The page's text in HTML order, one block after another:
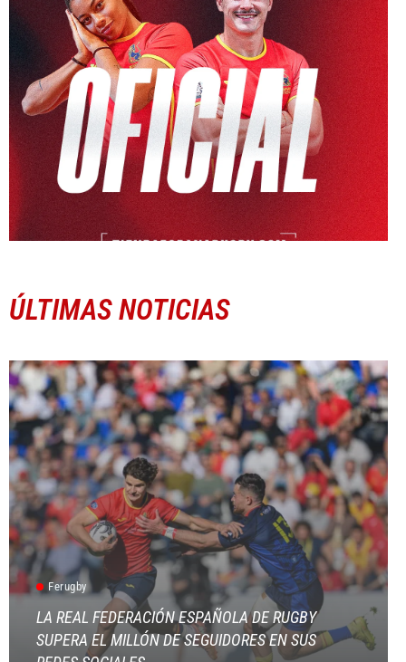
ÚLTIMAS NOTICIAS
Ferugby
LA REAL FEDERACIÓN ESPAÑOLA DE RUGBY
SUPERA EL MILLÓN DE SEGUIDORES EN SUS